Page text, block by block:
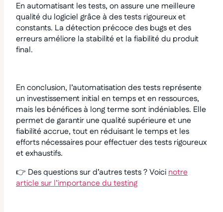
En automatisant les tests, on assure une meilleure
qualité du logiciel grâce à des tests rigoureux et
constants. La détection précoce des bugs et des
erreurs améliore la stabilité et la fiabilité du produit
final.
En conclusion, l’automatisation des tests représente
un investissement initial en temps et en ressources,
mais les bénéfices à long terme sont indéniables. Elle
permet de garantir une qualité supérieure et une
fiabilité accrue, tout en réduisant le temps et les
efforts nécessaires pour effectuer des tests rigoureux
et exhaustifs.
👉 Des questions sur d’autres tests ? Voicinotre
article sur l’importance du testing